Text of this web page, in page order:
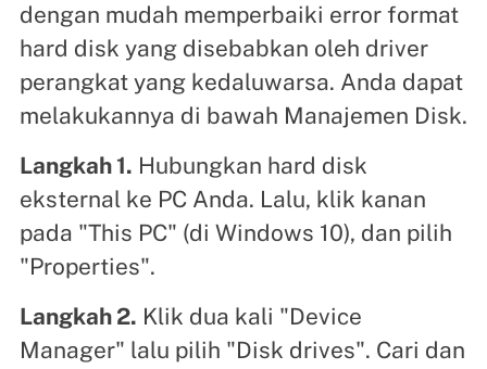
dengan mudah memperbaiki error format
hard disk yang disebabkan oleh driver
perangkat yang kedaluwarsa. Anda dapat
melakukannya di bawah Manajemen Disk.
Langkah 1. Hubungkan hard disk
eksternal ke PC Anda. Lalu, klik kanan
pada "This PC" (di Windows 10), dan pilih
"Properties".
Langkah 2. Klik dua kali "Device
Manager" lalu pilih "Disk drives". Cari dan